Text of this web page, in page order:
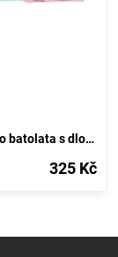
Set triček pro batolata s dlouhými rukávy 3ks, Minoti, Ship 8, chlapec - 74/80 | 9-12m
325 Kč